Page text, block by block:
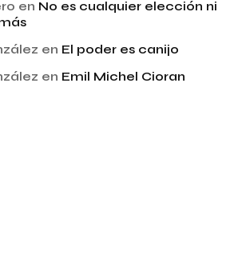
en No es cualquier elección ni
en El poder es canijo
en Emil Michel Cioran